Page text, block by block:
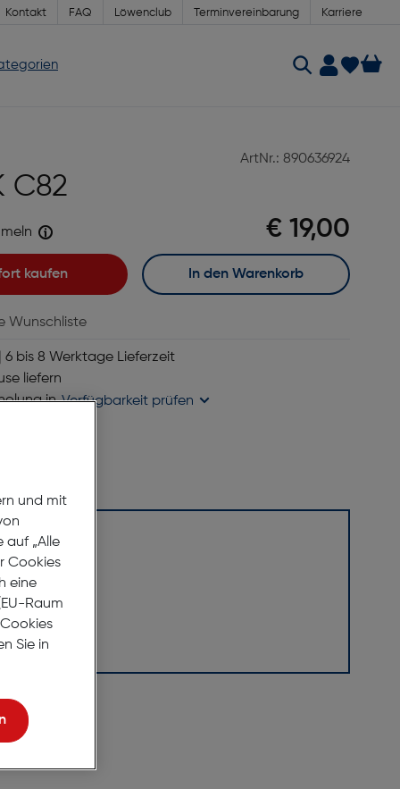
Kontakt FAQ Löwenclub Terminvereinbarung Karriere
ArtNr.: 890636924
C82
€ 19,00
kaufen In den Warenkorb
Wunschliste
6 bis 8 Werktage Lieferzeit
liefern
in Verfügbarkeit prüfen
und mit
auf „Alle
Cookies
eine
Raum
Sie in